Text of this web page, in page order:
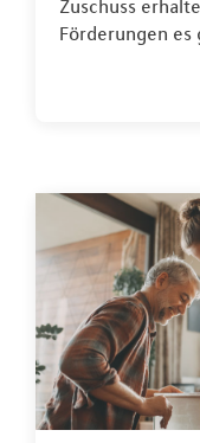
Zuschuss
Förderungen es